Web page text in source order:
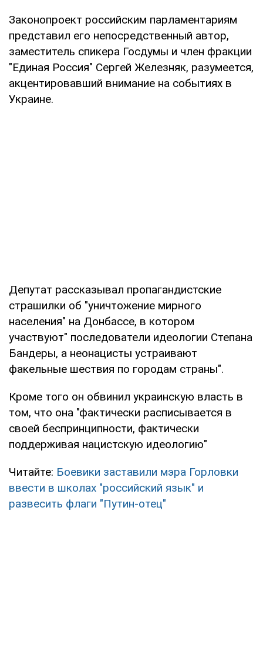
Законопроект российским парламентариям
представил его непосредственный автор,
заместитель спикера Госдумы и член фракции
"Единая Россия" Сергей Железняк, разумеется,
акцентировавший внимание на событиях в
Украине.
Депутат рассказывал пропагандистские
страшилки об "уничтожение мирного
населения" на Донбассе, в котором
участвуют" последователи идеологии Степана
Бандеры, а неонацисты устраивают
факельные шествия по городам страны".
Кроме того он обвинил украинскую власть в
том, что она "фактически расписывается в
своей беспринципности, фактически
поддерживая нацистскую идеологию"
Читайте: Боевики заставили мэра Горловки
ввести в школах "российский язык" и
развесить флаги "Путин-отец"